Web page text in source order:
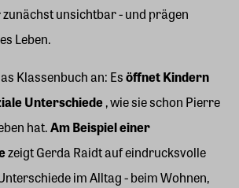
unsichtbar - und prägen
Leben.
Klassenbuch an: Esöffnet Kindern
Unterschiede, wie sie schon Pierre
hat.Am Beispiel einer
zeigt Gerda Raidt auf eindrucksvolle
im Alltag - beim Wohnen,